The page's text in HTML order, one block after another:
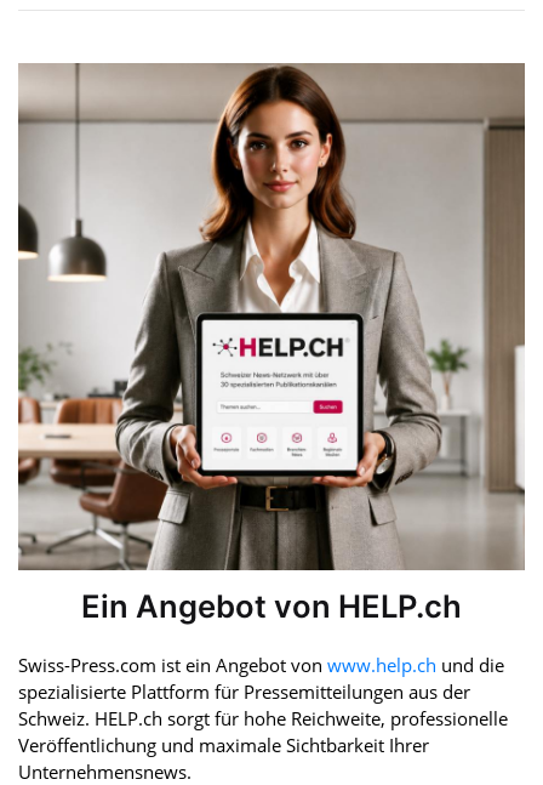
Ein Angebot von HELP.ch
Swiss-Press.com ist ein Angebot von www.help.ch und die
spezialisierte Plattform für Pressemitteilungen aus der
Schweiz. HELP.ch sorgt für hohe Reichweite, professionelle
Veröffentlichung und maximale Sichtbarkeit Ihrer
Unternehmensnews.